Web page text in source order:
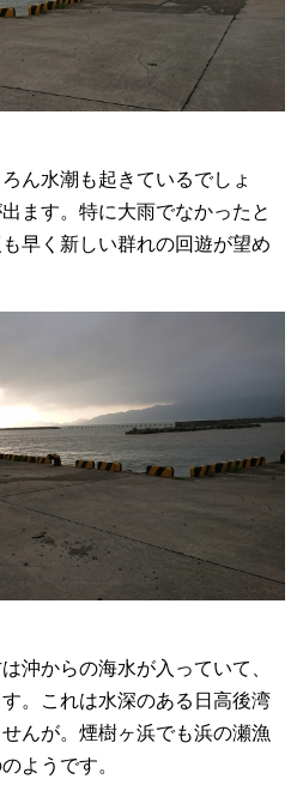
ん水潮も起きているでしょ
ます。特に大雨でなかったと
早く新しい群れの回遊が望め
沖からの海水が入っていて、
。これは水深のある日高後湾
んが。煙樹ヶ浜でも浜の瀬漁
ようです。